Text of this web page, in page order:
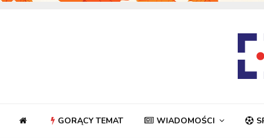
GORĄCY TEMAT WIADOMOŚCI